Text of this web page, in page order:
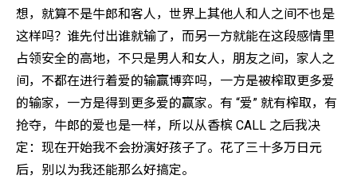
想，就算不是牛郎和客人，世界上其他人和人之间不也是
这样吗？谁先付出谁就输了，而另一方就能在这段感情里
占领安全的高地，不只是男人和女人，朋友之间，家人之
间，不都在进行着爱的输赢博弈吗，一方是被榨取更多爱
的输家，一方是得到更多爱的赢家。有 “爱” 就有榨取，有
抢夺，牛郎的爱也是一样，所以从香槟 CALL 之后我决
定：现在开始我不会扮演好孩子了。花了三十多万日元
后，别以为我还能那么好搞定。